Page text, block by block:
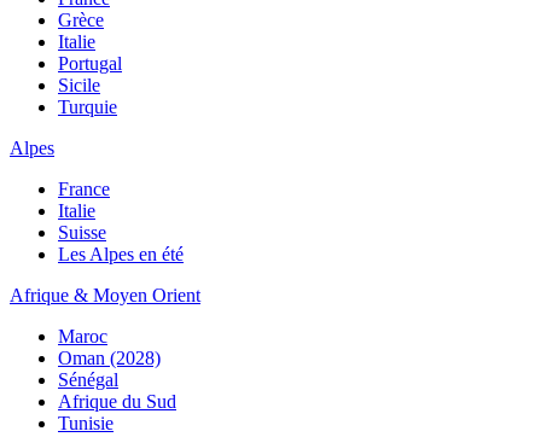
Grèce
Italie
Portugal
Sicile
Turquie
Alpes
France
Italie
Suisse
Les Alpes en été
Afrique & Moyen Orient
Maroc
Oman (2028)
Sénégal
Afrique du Sud
Tunisie